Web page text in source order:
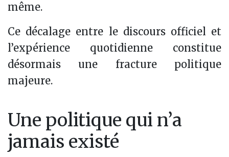
même.
Ce décalage entre le discours officiel et
l’expérience quotidienne constitue
désormais une fracture politique
majeure.
Une politique qui n’a
jamais existé